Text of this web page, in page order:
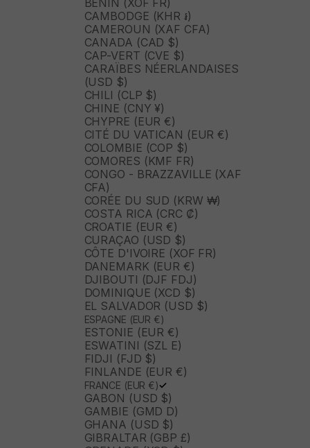
BÉNIN (XOF FR)
CAMBODGE (KHR ៛)
CAMEROUN (XAF CFA)
CANADA (CAD $)
CAP-VERT (CVE $)
CARAÏBES NÉERLANDAISES
(USD $)
CHILI (CLP $)
CHINE (CNY ¥)
CHYPRE (EUR €)
CITÉ DU VATICAN (EUR €)
COLOMBIE (COP $)
COMORES (KMF FR)
CONGO - BRAZZAVILLE (XAF
CFA)
CORÉE DU SUD (KRW ₩)
COSTA RICA (CRC ₡)
CROATIE (EUR €)
CURAÇAO (USD $)
CÔTE D'IVOIRE (XOF FR)
DANEMARK (EUR €)
DJIBOUTI (DJF FDJ)
DOMINIQUE (XCD $)
EL SALVADOR (USD $)
ESPAGNE (EUR €)
ESTONIE (EUR €)
ESWATINI (SZL E)
FIDJI (FJD $)
FINLANDE (EUR €)
FRANCE (EUR €)
GABON (USD $)
GAMBIE (GMD D)
GHANA (USD $)
GIBRALTAR (GBP £)